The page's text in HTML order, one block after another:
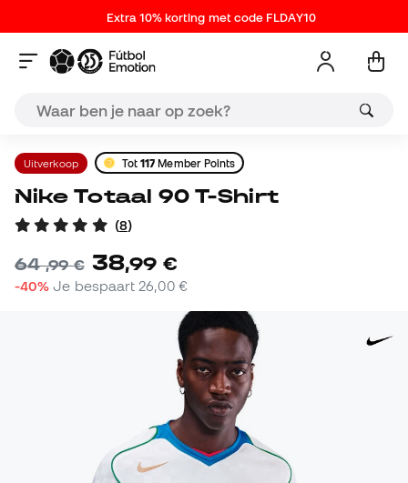
Extra 10% korting met code FLDAY10
Uitverkoop Tot117 Member Points
Nike Totaal 90 T-Shirt
(8)
64,99 € 38,99 €
-40% Je bespaart 26,00 €